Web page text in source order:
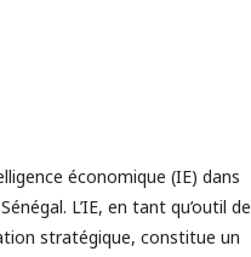
économique (IE) dans
L’IE, en tant qu’outil de
stratégique, constitue un